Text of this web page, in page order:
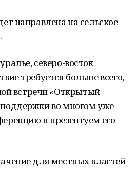
направлена на сельское
северо-восток
требуется больше всего,
встречи «Открытый
во многом уже
и презентуем его
для местных властей